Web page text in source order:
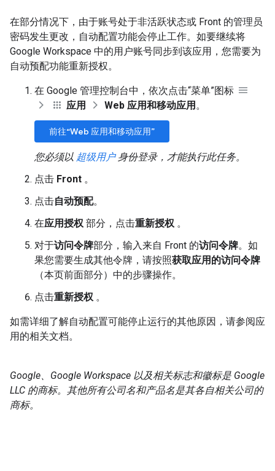
在部分情况下，由于账号处于非活跃状态或 Front 的管理员
密码发生更改，自动配置功能会停止工作。如要继续将
Google Workspace 中的用户账号同步到该应用，您需要为
自动预配功能重新授权。
在 Google 管理控制台中，依次点击“菜单”图标
应用
Web 应用和移动应用 。
前往“Web 应用和移动应用”
您必须以 超级用户身份登录，才能执行此任务。
点击 Front 。
点击自动预配。
在应用授权 部分，点击重新授权 。
对于访问令牌部分，输入来自 Front 的访问令牌。如
果您需要生成其他令牌，请按照获取应用的访问令牌
（本页前面部分）中的步骤操作。
点击重新授权 。
如需详细了解自动配置可能停止运行的其他原因，请参阅应
用的相关文档。
Google、Google Workspace 以及相关标志和徽标是 Google
LLC 的商标。其他所有公司名和产品名是其各自相关公司的
商标。